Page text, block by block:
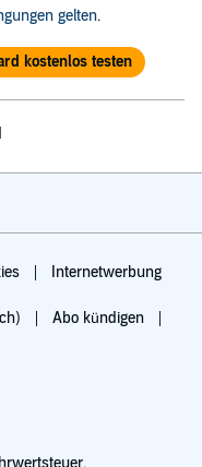
gelten.
kostenlos testen
Internetwerbung
Abo kündigen